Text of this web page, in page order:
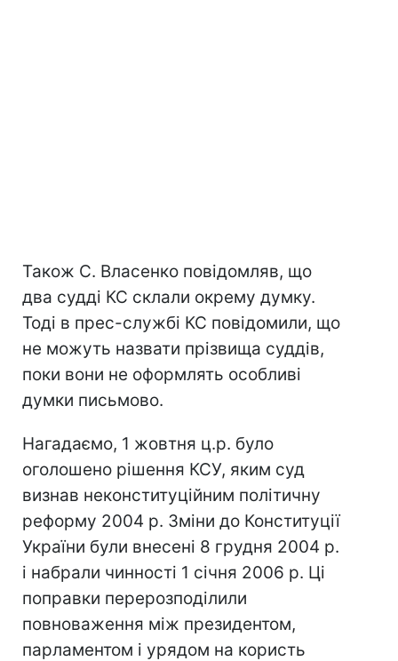
Також С. Власенко повідомляв, що
два судді КС склали окрему думку.
Тоді в прес-службі КС повідомили, що
не можуть назвати прізвища суддів,
поки вони не оформлять особливі
думки письмово.
Нагадаємо, 1 жовтня ц.р. було
оголошено рішення КСУ, яким суд
визнав неконституційним політичну
реформу 2004 р. Зміни до Конституції
України були внесені 8 грудня 2004 р.
і набрали чинності 1 січня 2006 р. Ці
поправки перерозподілили
повноваження між президентом,
парламентом і урядом на користь